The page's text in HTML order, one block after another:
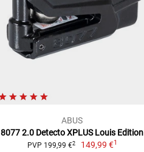
ABUS
8077 2.0 Detecto XPLUS Louis Edition
PVP 199,99 €2 149,99 €1